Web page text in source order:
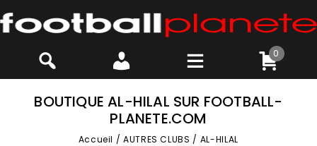
0
BOUTIQUE AL-HILAL SUR FOOTBALL-
PLANETE.COM
Accueil /AUTRES CLUBS / AL-HILAL